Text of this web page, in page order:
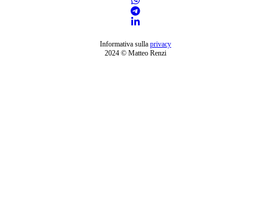
Informativa sulla privacy
2024 © Matteo Renzi